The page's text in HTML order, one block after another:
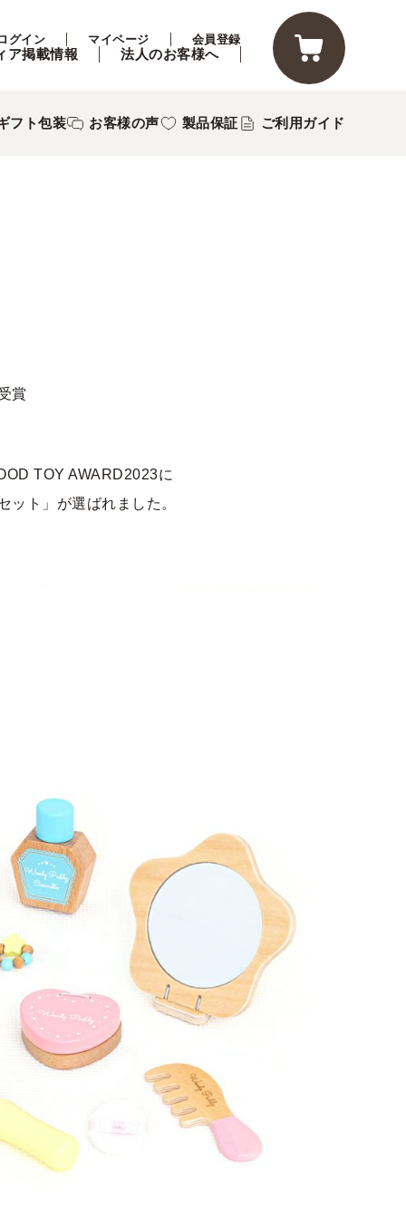
グイン マイページ 会員登録
ア掲載情報 法人のお客様へ
フト包装 お客様の声 製品保証 ご利用ガイド
賞
TOY AWARD2023に
ット」が選ばれました。